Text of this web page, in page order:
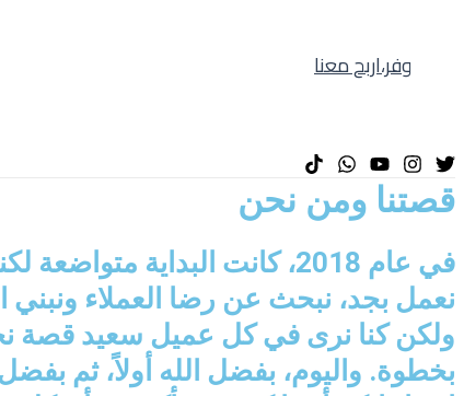
وفر،اربح معنا
قصتنا ومن نحن
في عام 2018، كانت البداية
نعمل بجد، نبحث عن رضا العملاء ونبني
ولكن كنا نرى في كل عميل سعيد قصة
بخطوة. واليوم، بفضل الله أولاً، ثم